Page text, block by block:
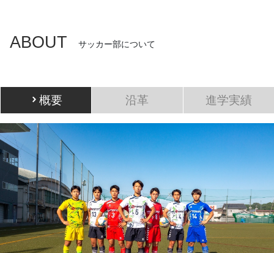
0-5
サッカー部について
ABOUT
概要 沿革 進学実績